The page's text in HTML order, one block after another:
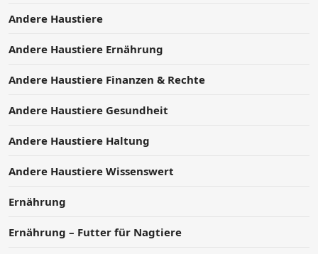
Andere Haustiere
Andere Haustiere Ernährung
Andere Haustiere Finanzen & Rechte
Andere Haustiere Gesundheit
Andere Haustiere Haltung
Andere Haustiere Wissenswert
Ernährung
Ernährung – Futter für Nagtiere